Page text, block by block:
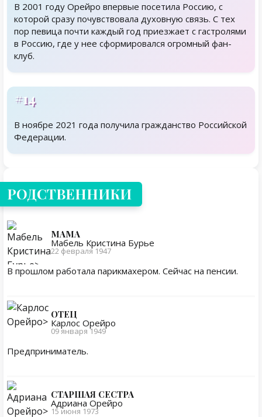
В 2001 году Орейро впервые посетила Россию, с
которой сразу почувствовала духовную связь. С тех
пор певица почти каждый год приезжает с гастролями
в Россию, где у нее сформировался огромный фан-
клуб.
#14
В ноябре 2021 года получила гражданство Российской
Федерации.
Родственники
РОДСТВЕННИКИ
МАМА
Мабель Кристина Бурье
22 февраля 1947
В прошлом работала парикмахером. Сейчас на пенсии.
ОТЕЦ
Карлос Орейро
09 января 1949
Предприниматель.
СТАРШАЯ СЕСТРА
Адриана Орейро
15 июня 1973